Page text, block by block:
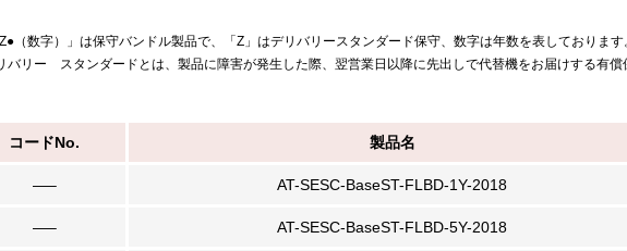
Z●（数字）」は保守バンドル製品で、「Z」はデリバリースタンダード保守、数字は年数を表しております
バリー スタンダードとは、製品に障害が発生した際、翌営業日以降に先出しで代替機をお届けする有償
コードNo. 製品名
—– AT-SESC-BaseST-FLBD-1Y-2018
—– AT-SESC-BaseST-FLBD-5Y-2018